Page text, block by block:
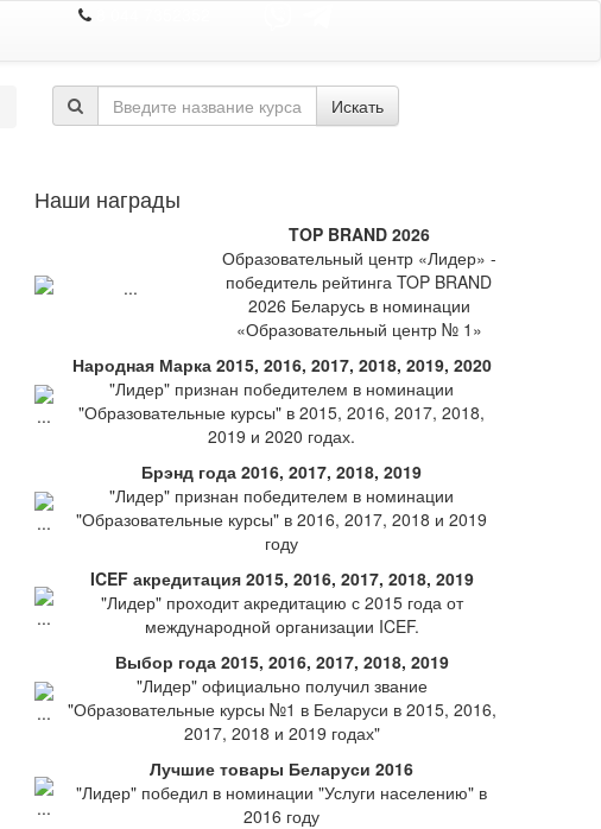
Искать
Наши награды
TOP BRAND 2026
Образовательный центр «Лидер» -
победитель рейтинга TOP BRAND
2026 Беларусь в номинации
«Образовательный центр № 1»
Народная Марка 2015, 2016, 2017, 2018, 2019, 2020
"Лидер" признан победителем в номинации
"Образовательные курсы" в 2015, 2016, 2017, 2018,
2019 и 2020 годах.
Брэнд года 2016, 2017, 2018, 2019
"Лидер" признан победителем в номинации
"Образовательные курсы" в 2016, 2017, 2018 и 2019
году
ICEF акредитация 2015, 2016, 2017, 2018, 2019
"Лидер" проходит акредитацию с 2015 года от
международной организации ICEF.
Выбор года 2015, 2016, 2017, 2018, 2019
"Лидер" официально получил звание
"Образовательные курсы №1 в Беларуси в 2015, 2016,
2017, 2018 и 2019 годах"
Лучшие товары Беларуси 2016
"Лидер" победил в номинации "Услуги населению" в
2016 году